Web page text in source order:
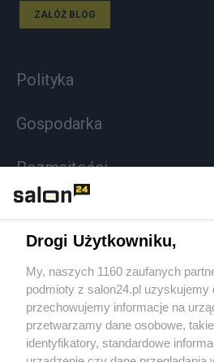
ZAŁÓŻ BLOG
Polityka
Gospodarka
Rozmaitości
Sport
Społeczeństwo
Kultura
Drogi Użytkowniku,
My, naszych 1160 zaufanych
podmioty z salon24.pl uzyskujemy
przechowujemy informacje na
przetwarzamy dane osobowe,
identyfikatory, standardowe